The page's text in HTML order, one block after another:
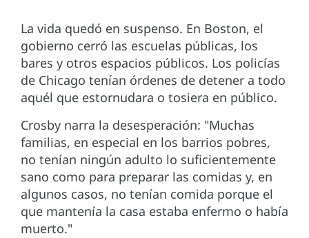
La vida quedó en suspenso. En Boston, el
gobierno cerró las escuelas públicas, los
bares y otros espacios públicos. Los policías
de Chicago tenían órdenes de detener a todo
aquél que estornudara o tosiera en público.
Crosby narra la desesperación: "Muchas
familias, en especial en los barrios pobres,
no tenían ningún adulto lo suficientemente
sano como para preparar las comidas y, en
algunos casos, no tenían comida porque el
que mantenía la casa estaba enfermo o había
muerto."